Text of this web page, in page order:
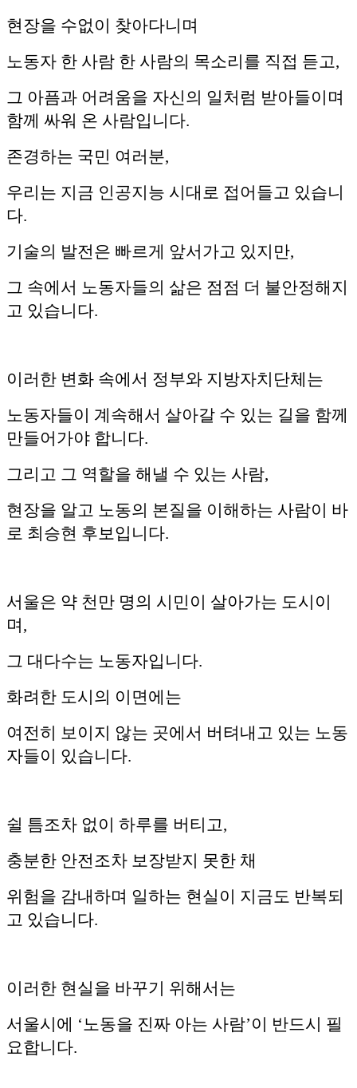
현장을 수없이 찾아다니며
노동자 한 사람 한 사람의 목소리를 직접 듣고,
그 아픔과 어려움을 자신의 일처럼 받아들이며
함께 싸워 온 사람입니다.
존경하는 국민 여러분,
우리는 지금 인공지능 시대로 접어들고 있습니
다.
기술의 발전은 빠르게 앞서가고 있지만,
그 속에서 노동자들의 삶은 점점 더 불안정해지
고 있습니다.
이러한 변화 속에서 정부와 지방자치단체는
노동자들이 계속해서 살아갈 수 있는 길을 함께
만들어가야 합니다.
그리고 그 역할을 해낼 수 있는 사람,
현장을 알고 노동의 본질을 이해하는 사람이 바
로 최승현 후보입니다.
서울은 약 천만 명의 시민이 살아가는 도시이
며,
그 대다수는 노동자입니다.
화려한 도시의 이면에는
여전히 보이지 않는 곳에서 버텨내고 있는 노동
자들이 있습니다.
쉴 틈조차 없이 하루를 버티고,
충분한 안전조차 보장받지 못한 채
위험을 감내하며 일하는 현실이 지금도 반복되
고 있습니다.
이러한 현실을 바꾸기 위해서는
서울시에 ‘노동을 진짜 아는 사람’이 반드시 필
요합니다.